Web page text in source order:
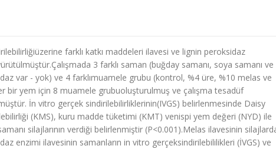
farklı katkı maddeleri ilavesi ve lignin peroksidaz
3 farklı saman (buğday samanı, soya samanı ve
var - yok) ve 4 farklımuamele grubu (kontrol, %4 üre, %10 melas ve
bir yem için 8 muamele grubuoluşturulmuş ve çalışma tesadüf
İn vitro gerçek sindirilebilirliklerinin(IVGS) belirlenmesinde Daisy
(KMS), kuru madde tüketimi (KMT) venispi yem değeri (NYD) ile
silajlarının verdiği belirlenmiştir (P<0.001).Melas ilavesinin
enzimi ilavesinin samanların in vitro gerçeksindirilebililikleri (İVGS) ve